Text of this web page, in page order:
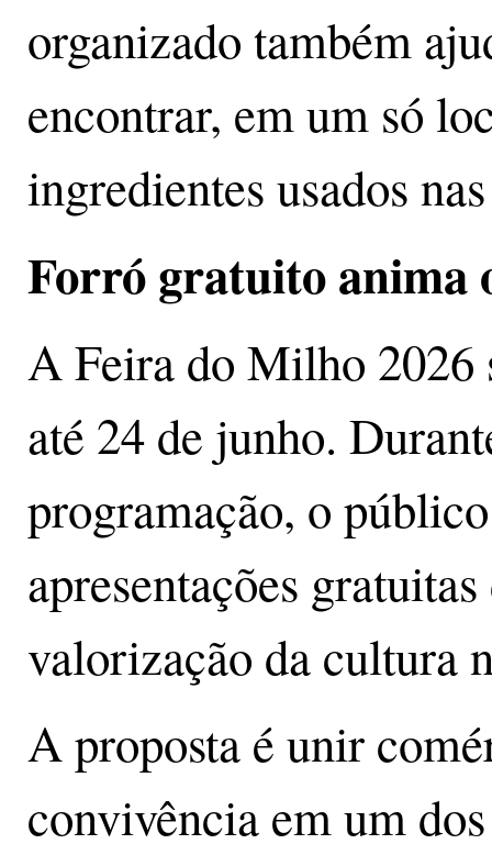
organizado também
encontrar, em um só
ingredientes usados
Forró gratuito anima
A Feira do Milho 2026
até 24 de junho.
programação, o
apresentações
valorização da cultura
A proposta é unir
convivência em um